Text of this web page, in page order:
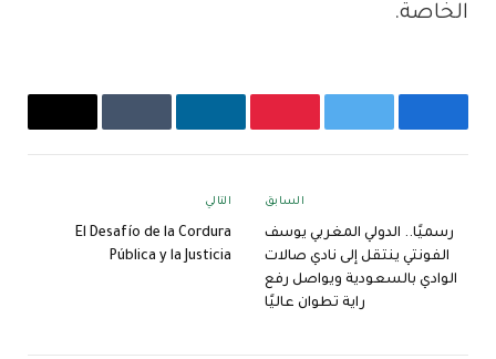
الخاصة.
فيسبوكتويتر بينتيريستلينكدإن Tumblr البريد
السابق
رسميًا.. الدولي المغربي يوسف
الفونتي ينتقل إلى نادي صالات
الوادي بالسعودية ويواصل رفع
راية تطوان عاليًا
التالي
El Desafío de la Cordura
Pública y la Justicia